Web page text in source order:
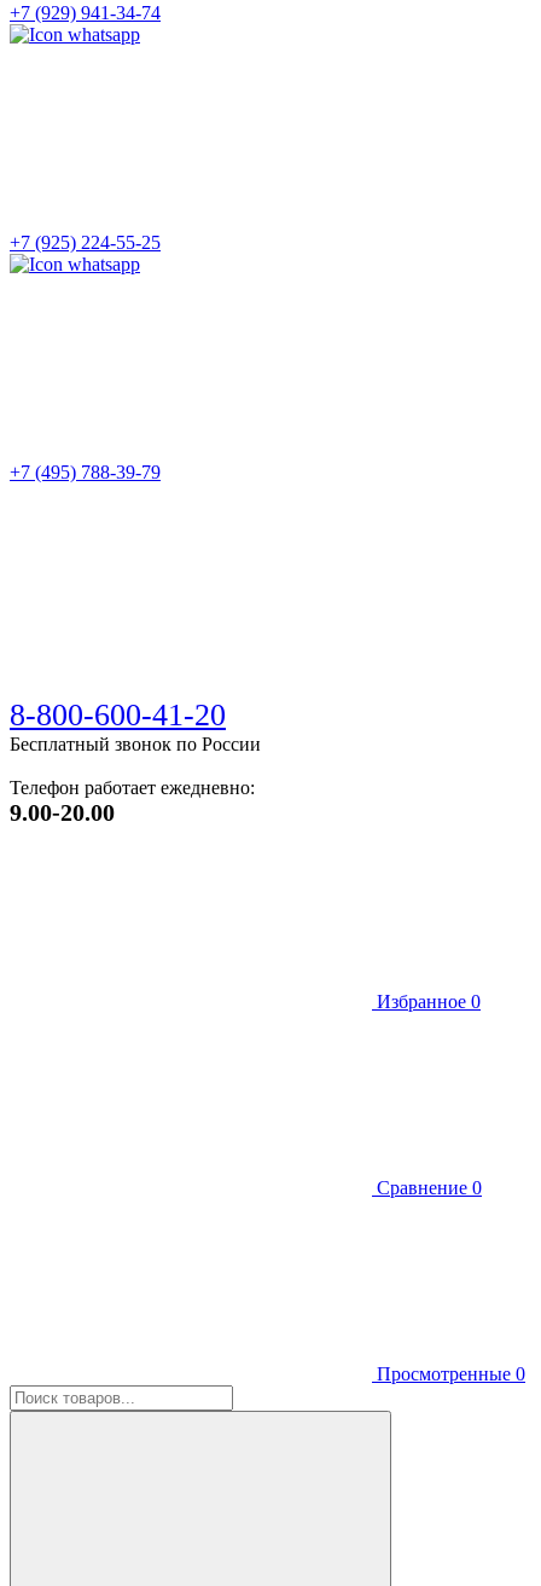
+7 (929) 941-34-74
+7 (925) 224-55-25
+7 (495) 788-39-79
8-800-600-41-20
Бесплатный звонок по России
Телефон работает ежедневно:
9.00-20.00
Избранное 0
Сравнение 0
Просмотренные 0